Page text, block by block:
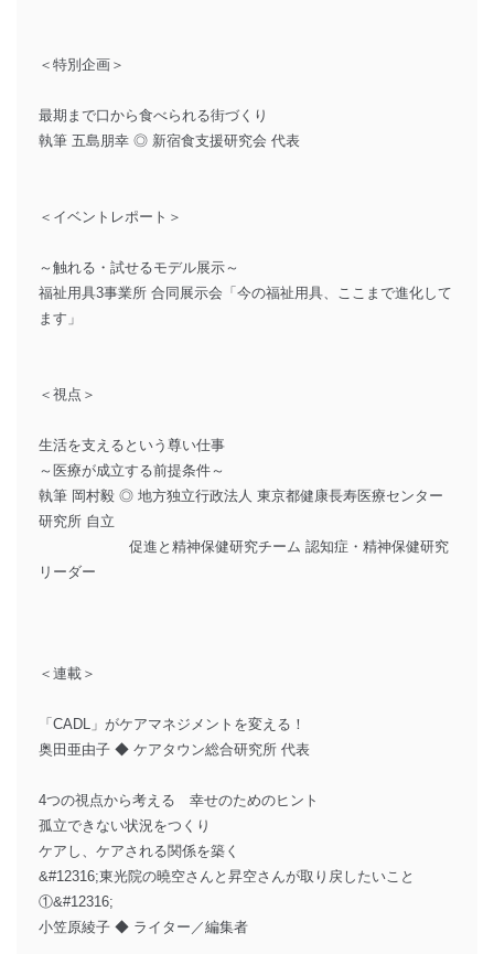
＜特別企画＞
最期まで口から食べられる街づくり
執筆 五島朋幸 ◎ 新宿食支援研究会 代表
＜イベントレポート＞
～触れる・試せるモデル展示～
福祉用具3事業所 合同展示会「今の福祉用具、ここまで進化して
ます」
＜視点＞
生活を支えるという尊い仕事
～医療が成立する前提条件～
執筆 岡村毅 ◎ 地方独立行政法人 東京都健康長寿医療センター
研究所 自立
促進と精神保健研究チーム 認知症・精神保健研究
リーダー
＜連載＞
「CADL」がケアマネジメントを変える！
奥田亜由子 ◆ ケアタウン総合研究所 代表
4つの視点から考える 幸せのためのヒント
孤立できない状況をつくり
ケアし、ケアされる関係を築く
&#12316;東光院の曉空さんと昇空さんが取り戻したいこと
①&#12316;
小笠原綾子 ◆ ライター／編集者